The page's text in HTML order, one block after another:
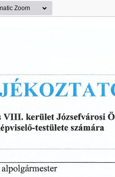
VIII. kerület Józsefvárosi
testülete számára
alpolgármester